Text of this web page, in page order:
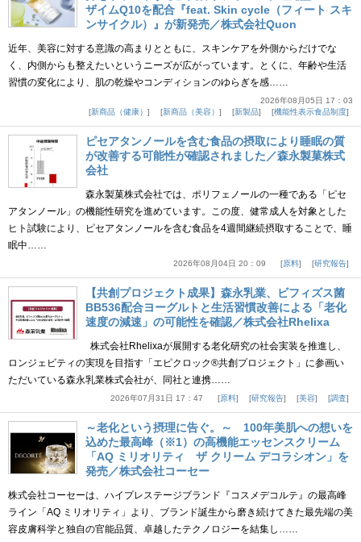
ザイムQ10を配合『feat. Skin cycle（フィート スキ
ンサイクル）』が新発売／株式会社Quon
近年、美容に対する意識の高まりとともに、スキンケアを外側からだけでな
く、内側からも整えたいというニーズが広がっています。とくに、年齢や生活
習慣の変化により、肌の乾燥やコンディションのゆらぎを感……
2026年08月05日 17：03
新商品（健康）
新商品（美容） 新製品 機能性表示食品制度
ピセアタンノールを含む食品の摂取により睡眠の質
が改善する可能性が確認されました／森永製菓株式
会社
森永製菓株式会社では、ポリフェノールの一種である「ピセ
アタンノール」の機能性研究を進めています。この度、健常成人を対象とした
ヒト試験により、ピセアタンノールを含む食品を4週間継続摂取することで、睡
眠中……
2026年08月04日 20：09 原料 研究報告
【共創プロジェクト成果】森永乳業、ビフィズス菌
BB536配合ヨーグルトと生活習慣改善による「老化
速度の減速」の可能性を確認／株式会社Rhelixa
株式会社Rhelixaが展開する老化研究の社会実装を推進し、
ロンジェビティの実現を目指す「エピクロック®共創プロジェクト」に参画い
ただいている森永乳業株式会社が、同社と連携……
2026年07月31日 17：47 原料 研究報告 美容 調査
～老化という摂理に告ぐ。～ 100年美肌への想いを
込めた最高峰（※1）の高機能エッセンスクリーム
「AQ ミリオリティ ザ クリーム デコラシオン」を
発売／株式会社コーセー
株式会社コーセーは、ハイプレステージブランド『コスメデコルテ』の最高峰
ライン「AQ ミリオリティ」より、ブランド誕生から磨き続けてきた最先端の美
容皮膚科学と独自の官能品質、卓越したテクノロジーを結集し……